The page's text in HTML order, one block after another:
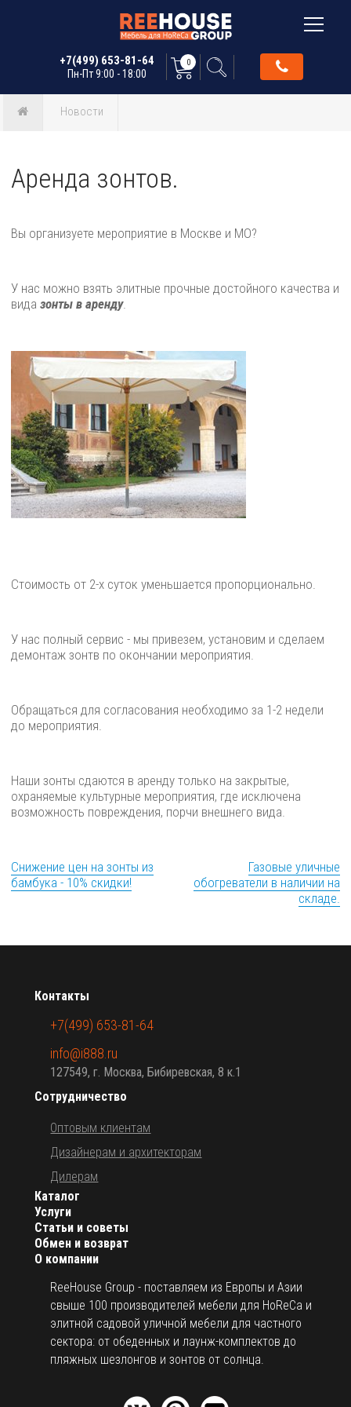
+7(499) 653-81-64
Пн-Пт 9:00 - 18:00
0
Новости
Аренда зонтов.
Вы организуете мероприятие в Москве и МО?
У нас можно взять элитные прочные достойного качества и
видазонты в аренду.
Стоимость от 2-х суток уменьшается пропорционально.
У нас полный сервис - мы привезем, установим и сделаем
демонтаж зонтв по окончании мероприятия.
Обращаться для согласования необходимо за 1-2 недели
до мероприятия.
Наши зонты сдаются в аренду только на закрытые,
охраняемые культурные мероприятия, где исключена
возможность повреждения, порчи внешнего вида.
Снижение цен на зонты из
бамбука - 10% скидки!
Газовые уличные
обогреватели в наличии на
складе.
О компании
ReeHouse Group - поставляем из Европы и Азии
свыше 100 производителей мебели для HoReCa и
элитной садовой уличной мебели для частного
сектора: от обеденных и лаунж-комплектов до
пляжных шезлонгов и зонтов от солнца.
Каталог
Услуги
Статьи и советы
Обмен и возврат
Сотрудничество
Оптовым клиентам
Дизайнерам и архитекторам
Дилерам
Контакты
+7(499) 653-81-64
info@i888.ru
127549, г. Москва, Бибиревская, 8 к.1